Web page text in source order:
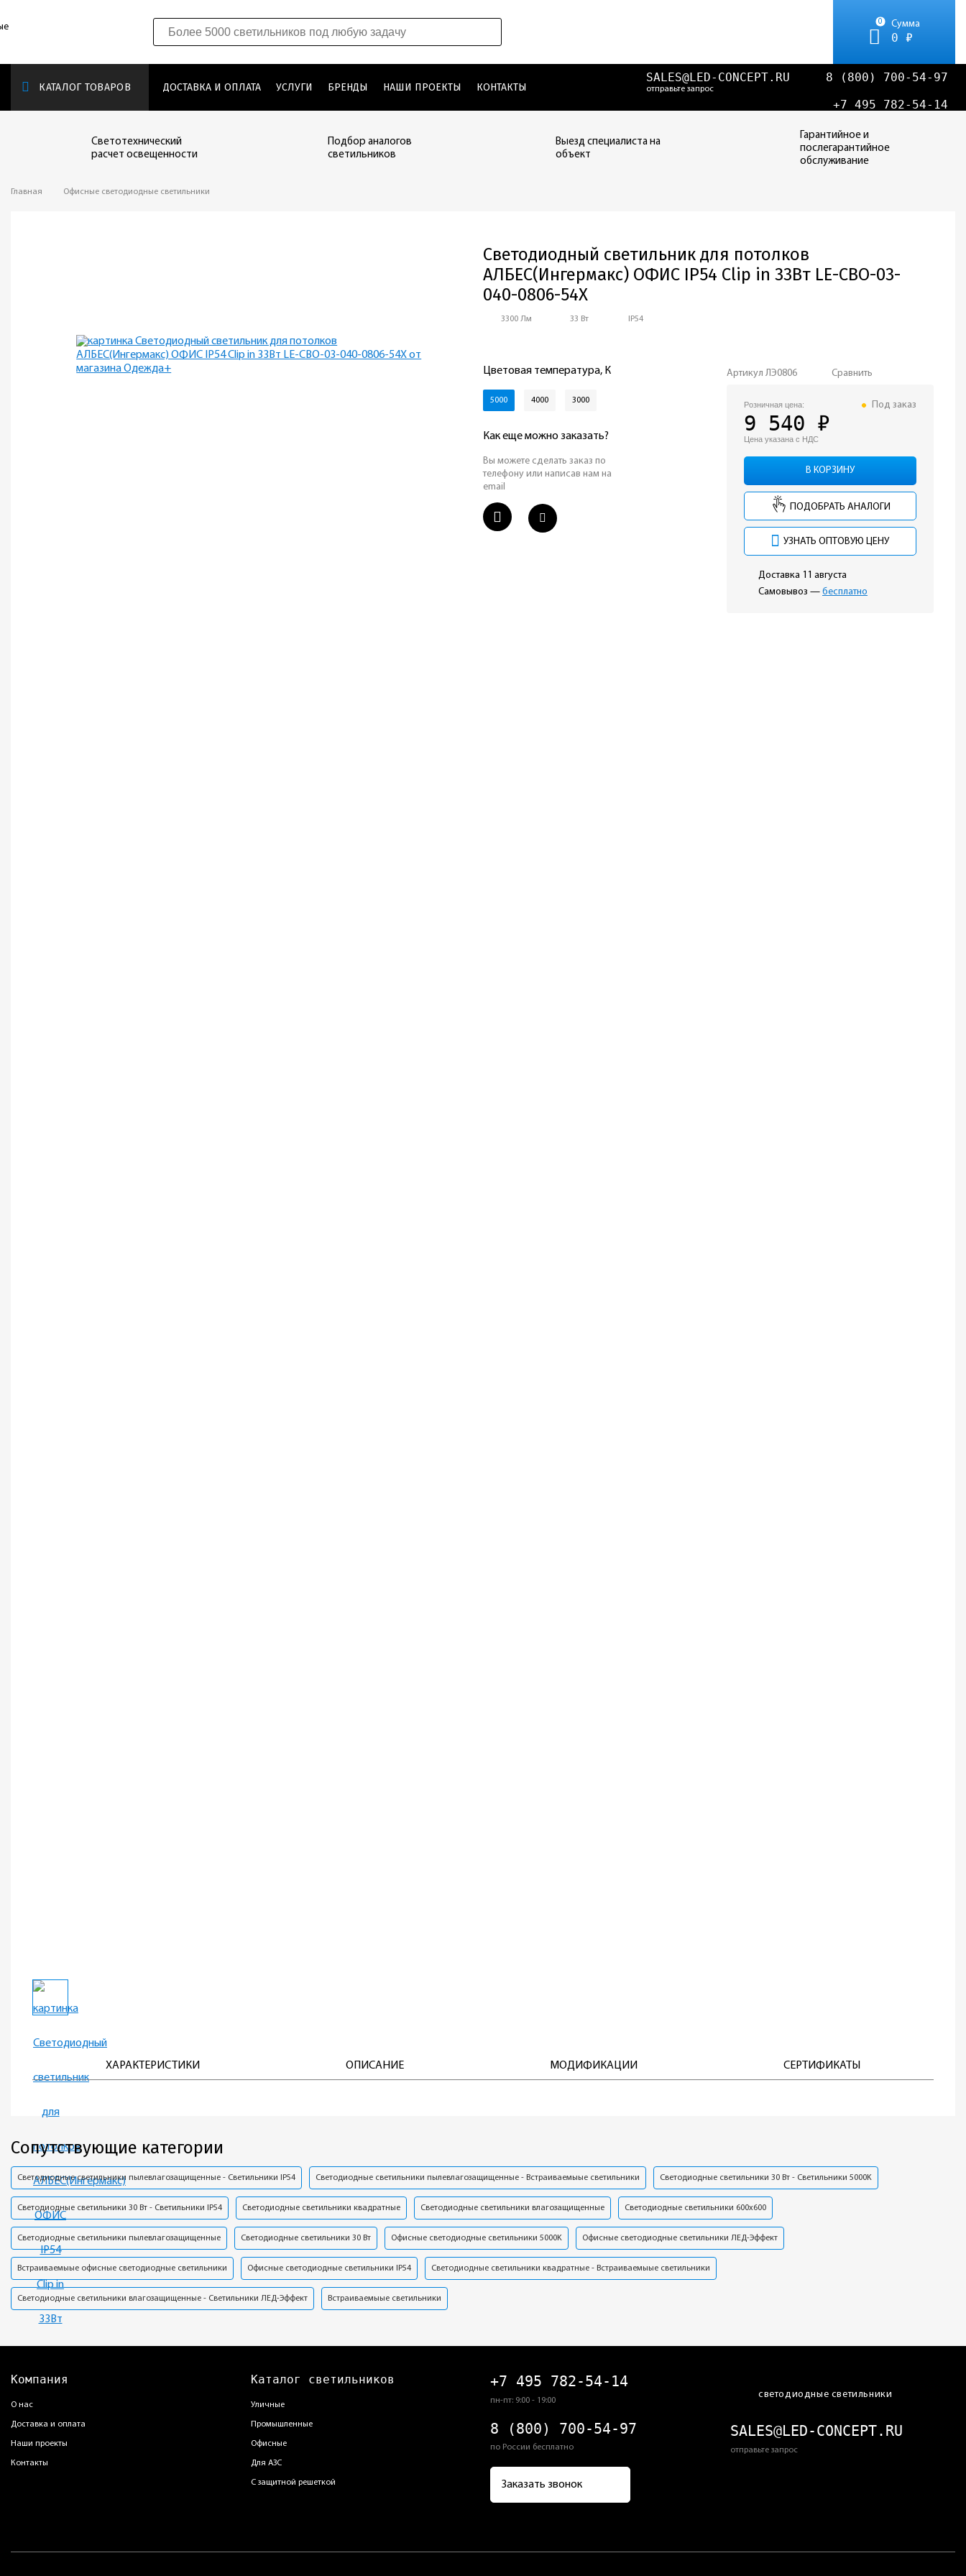
0 Сумма
0 ₽
КАТАЛОГ ТОВАРОВ ДОСТАВКА И ОПЛАТА УСЛУГИ БРЕНДЫ НАШИ ПРОЕКТЫ КОНТАКТЫ
SALES@LED-CONCEPT.RU
отправьте запрос
8 (800) 700-54-97
+7 495 782-54-14
Светотехнический
расчет освещенности
Подбор аналогов
светильников
Выезд специалиста на
объект
Гарантийное и
послегарантийное
обслуживание
Главная Офисные светодиодные светильники
Светодиодный светильник для потолков
АЛБЕС(Ингермакс) ОФИС IP54 Clip in 33Вт LE-СВО-03-
040-0806-54Х
3300 Лм 33 Вт IP54
Цветовая температура, К
5000 4000 3000
Как еще можно заказать?
Вы можете сделать заказ по
телефону или написав нам на
email
Артикул ЛЭ0806 Сравнить
Розничная цена:
9 540 ₽
Цена указана с НДС
Под заказ
В КОРЗИНУ
ПОДОБРАТЬ АНАЛОГИ
УЗНАТЬ ОПТОВУЮ ЦЕНУ
Доставка 11 августа
Самовывоз — бесплатно
ХАРАКТЕРИСТИКИ ОПИСАНИЕ МОДИФИКАЦИИ СЕРТИФИКАТЫ
Сопутствующие категории
Светодиодные светильники пылевлагозащищенные - Светильники IP54 Светодиодные светильники пылевлагозащищенные - Встраиваемыые светильники Светодиодные светильники 30 Вт - Светильники 5000K
Светодиодные светильники 30 Вт - Светильники IP54 Светодиодные светильники квадратные Светодиодные светильники влагозащищенные Светодиодные светильники 600х600
Светодиодные светильники пылевлагозащищенные Светодиодные светильники 30 Вт Офисные светодиодные светильники 5000K Офисные светодиодные светильники ЛЕД-Эффект
Встраиваемыые офисные светодиодные светильники Офисные светодиодные светильники IP54 Светодиодные светильники квадратные - Встраиваемыые светильники
Светодиодные светильники влагозащищенные - Светильники ЛЕД-Эффект Встраиваемыые светильники
Компания
О нас
Доставка и оплата
Наши проекты
Контакты
Каталог светильников
Уличные
Промышленные
Офисные
Для АЗС
С защитной решеткой
+7 495 782-54-14
пн-пт: 9:00 - 19:00
8 (800) 700-54-97
по России бесплатно
Заказать звонок
светодиодные светильники
SALES@LED-CONCEPT.RU
отправьте запрос